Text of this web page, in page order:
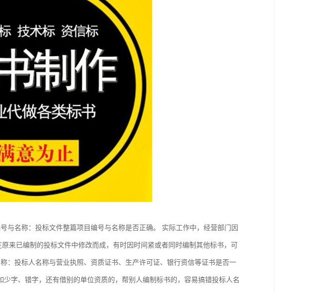
与名称：投标文件整篇项目编号与名称是否正确。 实际工作中，经营部门因
来已编制的投标文件中修改而成，有时因时间紧或者同时编制其他标书，可
：投标人名称与营业执照、资质证书、生产许可证、银行资信等证书是否一
字、错字，还有借别的单位资质的，帮别人编制标书的，容易搞错投标人名